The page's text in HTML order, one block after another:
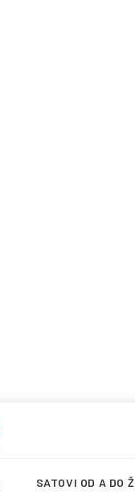
SATOVI OD A DO Ž